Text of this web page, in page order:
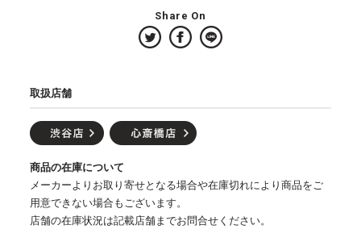
Share On
取扱店舗
商品の在庫について
メーカーよりお取り寄せとなる場合や在庫切れにより商品をご
用意できない場合もございます。
店舗の在庫状況は記載店舗までお問合せください。